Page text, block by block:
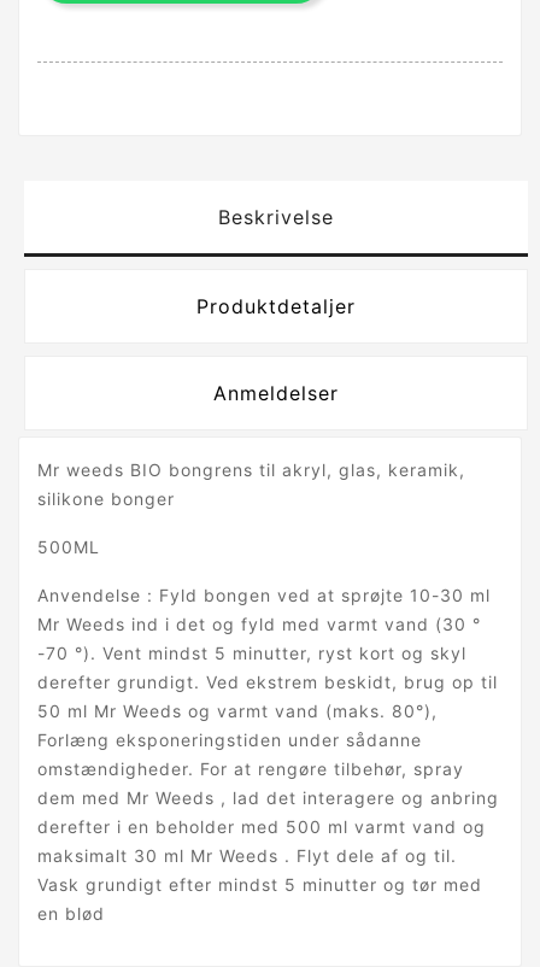
Beskrivelse
Produktdetaljer
Anmeldelser
Mr weeds BIO bongrens til akryl, glas, keramik,
silikone bonger
500ML
Anvendelse : Fyld bongen ved at sprøjte 10-30 ml
Mr Weeds ind i det og fyld med varmt vand (30 °
-70 °). Vent mindst 5 minutter, ryst kort og skyl
derefter grundigt. Ved ekstrem beskidt, brug op til
50 ml Mr Weeds og varmt vand (maks. 80°),
Forlæng eksponeringstiden under sådanne
omstændigheder. For at rengøre tilbehør, spray
dem med Mr Weeds , lad det interagere og anbring
derefter i en beholder med 500 ml varmt vand og
maksimalt 30 ml Mr Weeds . Flyt dele af og til.
Vask grundigt efter mindst 5 minutter og tør med
en blød